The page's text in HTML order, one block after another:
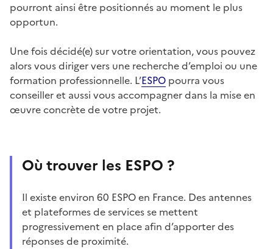
pourront ainsi être positionnés au moment le plus
opportun.
Une fois décidé(e) sur votre orientation, vous pouvez
alors vous diriger vers une recherche d’emploi ou une
formation professionnelle. L’ESPO pourra vous
conseiller et aussi vous accompagner dans la mise en
œuvre concrète de votre projet.
Où trouver les ESPO ?
Il existe environ 60 ESPO en France. Des antennes
et plateformes de services se mettent
progressivement en place afin d’apporter des
réponses de proximité.